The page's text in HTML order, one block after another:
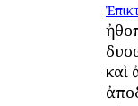
καὶ